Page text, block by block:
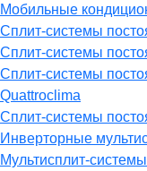
Мобильные
Сплит-системы
Сплит-системы
Сплит-системы
Quattroclima
Сплит-системы
Инверторные
Мультисплит-